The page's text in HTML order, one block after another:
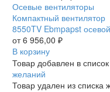
Компактный
вентилятор
8550TV
Ebmpapst
осевой
Осевые вентиляторы
Компактный вентилятор
8550TV Ebmpapst осевой
от6 956,00 ₽
В корзину
Товар добавлен в
желаний
Товар удален из списка